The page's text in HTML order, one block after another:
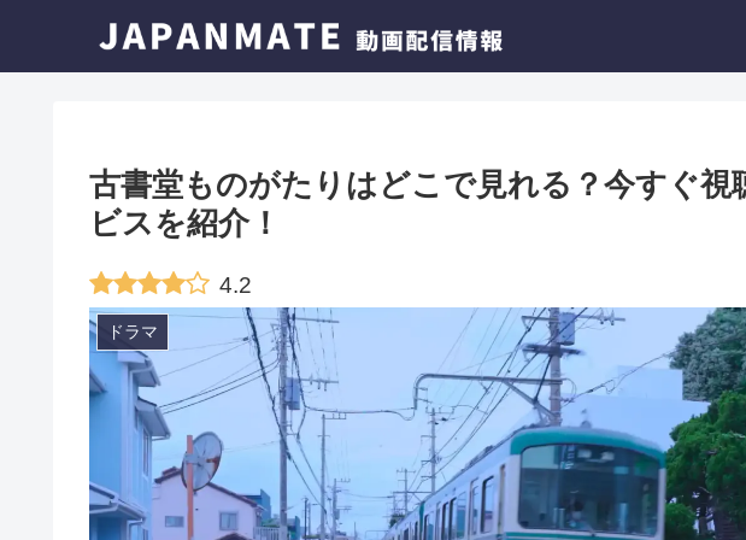
古書堂ものがたりはどこで見れる？今すぐ視
ビスを紹介！
4.2
ドラマ